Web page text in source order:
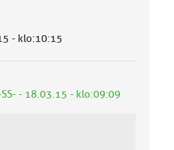
- klo:10:15
- 18.03.15 - klo:09:09